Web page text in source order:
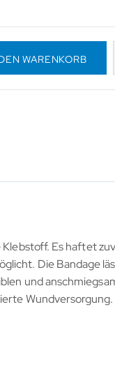
WARENKORB
Es haftet
Die Bandage
und
Wundversorgung.